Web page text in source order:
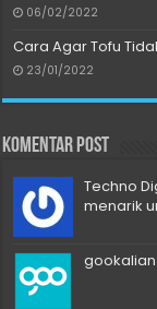
06/02/2022
Cara Agar Tofu
23/01/2022
Komentar Post
Techno
menarik